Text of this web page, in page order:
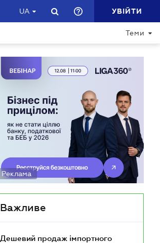
UA УВІЙТИ
Теми
Реклама
Важливе
Дешевий продаж імпортного